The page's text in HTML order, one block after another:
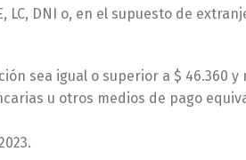
LC, DNI o, en el supuesto de
sea igual o superior a $ 46.360 y
u otros medios de pago